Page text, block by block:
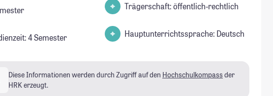
4 Semester
Trägerschaft: öffentlich-rechtlich
Hauptunterrichtssprache: Deutsch
Diese Informationen werden durch Zugriff auf den Hochschulkompass der
HRK erzeugt.